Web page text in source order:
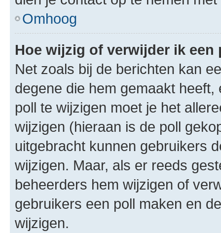
Omhoog
Hoe wijzig of verwijder ik een
Net zoals bij de berichten kan
degene die hem gemaakt
poll te wijzigen moet je het
wijzigen (hieraan is de poll
uitgebracht kunnen gebruikers
wijzigen. Maar, als er reeds
beheerders hem wijzigen of
gebruikers een poll maken en
wijzigen.